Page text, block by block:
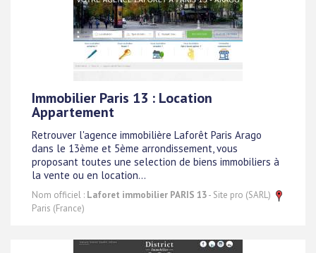
Immobilier Paris 13 : Location
Appartement
Retrouver l'agence immobilière Laforêt Paris Arago
dans le 13ème et 5ème arrondissement, vous
proposant toutes une selection de biens immobiliers à
la vente ou en location...
Nom officiel : Laforet immobilier PARIS 13- Site pro (SARL)
Paris (France)